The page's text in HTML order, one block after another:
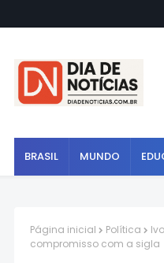
BRASIL MUNDO
Página inicial Política
compromisso com a sigla